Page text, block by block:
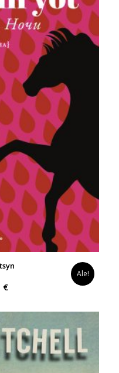
€Nykyinen
on:
5,00 €.
Ale!